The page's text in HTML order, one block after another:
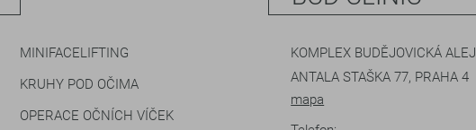
MINIFACELIFTING
KRUHY POD OČIMA
OPERACE OČNÍCH VÍČEK
KOMPLEX BUDĚJOVICKÁ ALEJ
ANTALA STAŠKA 77, PRAHA 4
mapa